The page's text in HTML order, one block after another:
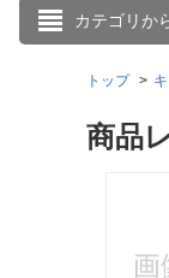
カテゴリか
トップ
商品